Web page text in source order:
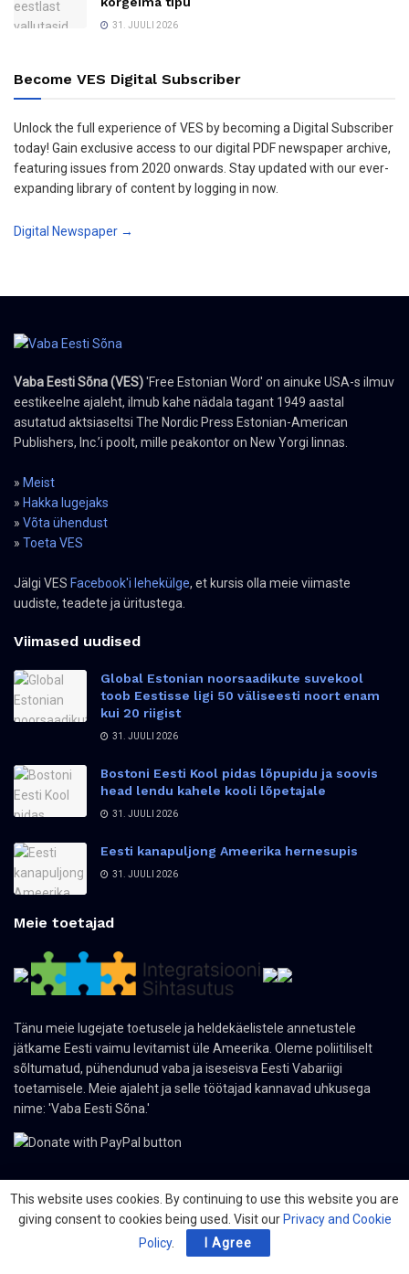
31. JUULI 2026
Become VES Digital Subscriber
Unlock the full experience of VES by becoming a Digital Subscriber
today! Gain exclusive access to our digital PDF newspaper archive,
featuring issues from 2020 onwards. Stay updated with our ever-
expanding library of content by logging in now.
Digital Newspaper →
Vaba Eesti Sõna (VES)'Free Estonian Word' on ainuke USA-s ilmuv
eestikeelne ajaleht, ilmub kahe nädala tagant 1949 aastal
asutatud aktsiaseltsi The Nordic Press Estonian-American
Publishers, Inc.’i poolt, mille peakontor on New Yorgi linnas.
» Meist
» Hakka lugejaks
» Võta ühendust
» Toeta VES
Jälgi VES Facebook'i lehekülge, et kursis olla meie viimaste
uudiste, teadete ja üritustega.
Viimased uudised
Global Estonian noorsaadikute suvekool
toob Eestisse ligi 50 väliseesti noort enam
kui 20 riigist
31. JUULI 2026
Bostoni Eesti Kool pidas lõpupidu ja soovis
head lendu kahele kooli lõpetajale
31. JUULI 2026
Eesti kanapuljong Ameerika hernesupis
31. JUULI 2026
Meie toetajad
Tänu meie lugejate toetusele ja heldekäelistele annetustele
jätkame Eesti vaimu levitamist üle Ameerika. Oleme poliitiliselt
sõltumatud, pühendunud vaba ja iseseisva Eesti Vabariigi
toetamisele. Meie ajaleht ja selle töötajad kannavad uhkusega
nime: 'Vaba Eesti Sõna.'
© 2024 The Nordic Press Estonian-American Publishers, Inc. All Rights
This website uses cookies. By continuing to use this website you are
giving consent to cookies being used. Visit our Privacy and Cookie
Policy. I Agree